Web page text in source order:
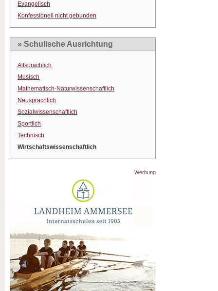
Evangelisch
Konfessionell nicht gebunden
» Schulische Ausrichtung
Altsprachlich
Musisch
Mathematisch-Naturwissenschaftlich
Neusprachlich
Sozialwissenschaftlich
Sportlich
Technisch
Wirtschaftswissenschaftlich
Werbung